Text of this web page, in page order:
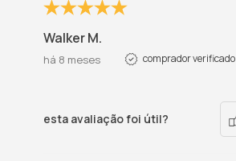
Walker M.
há 8 meses comprador verificado
esta avaliação foi útil?